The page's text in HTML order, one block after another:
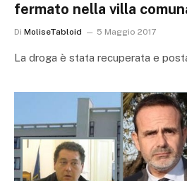
fermato nella villa
Di MoliseTabloid 5 Maggio 2017
La droga è stata recuperata e